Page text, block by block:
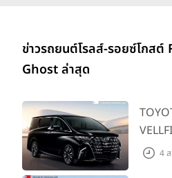
ข่าวรถยนต์โรลส์-รอยซ์โกสต์
Ghost ล่าสุด
พร้อม
4